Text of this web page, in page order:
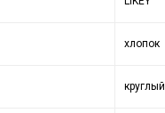
хлопок
круглый